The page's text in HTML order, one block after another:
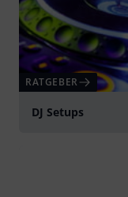
RATGEBER
DJ Setups